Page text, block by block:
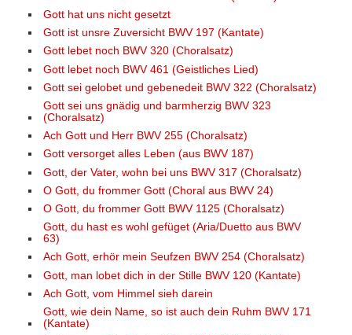
Gott hat uns nicht gesetzt
Gott ist unsre Zuversicht BWV 197 (Kantate)
Gott lebet noch BWV 320 (Choralsatz)
Gott lebet noch BWV 461 (Geistliches Lied)
Gott sei gelobet und gebenedeit BWV 322 (Choralsatz)
Gott sei uns gnädig und barmherzig BWV 323
(Choralsatz)
Ach Gott und Herr BWV 255 (Choralsatz)
Gott versorget alles Leben (aus BWV 187)
Gott, der Vater, wohn bei uns BWV 317 (Choralsatz)
O Gott, du frommer Gott (Choral aus BWV 24)
O Gott, du frommer Gott BWV 1125 (Choralsatz)
Gott, du hast es wohl gefüget (Aria/Duetto aus BWV
63)
Ach Gott, erhör mein Seufzen BWV 254 (Choralsatz)
Gott, man lobet dich in der Stille BWV 120 (Kantate)
Ach Gott, vom Himmel sieh darein
Gott, wie dein Name, so ist auch dein Ruhm BWV 171
(Kantate)